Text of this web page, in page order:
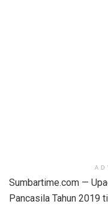
Sumbartime.com —
Pancasila Tahun 2019